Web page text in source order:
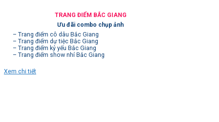
TRANG ĐIỂM BẮC GIANG
Ưu đãi combo chụp ảnh
– Trang điểm cô dâu Bắc Giang
– Trang điểm dự tiệc Bắc Giang
– Trang điểm kỷ yếu Bắc Giang
– Trang điểm show nhí Bắc Giang
Xem chi tiết